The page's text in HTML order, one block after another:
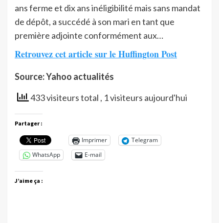
ans ferme et dix ans inéligibilité mais sans mandat
de dépôt, a succédé à son mari en tant que
première adjointe conformément aux…
Retrouvez cet article sur le Huffington Post
Source: Yahoo actualités
433 visiteurs total , 1 visiteurs aujourd'hui
Partager :
Imprimer
Telegram
WhatsApp
E-mail
J’aime ça :